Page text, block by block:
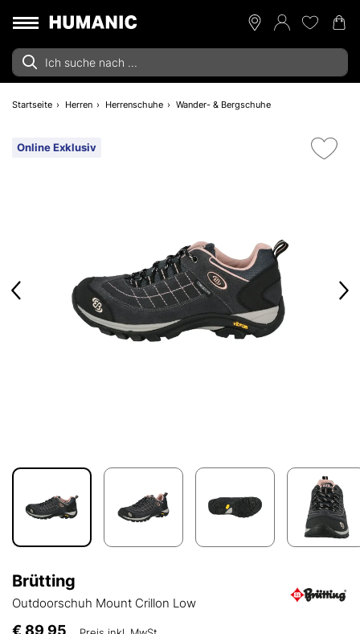
Startseite Herren Herrenschuhe Wander- & Bergschuhe
Online Exklusiv
Brütting
Outdoorschuh Mount Crillon Low
€ 89,95